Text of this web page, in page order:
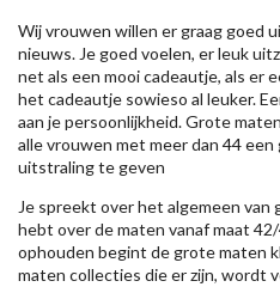
Wij vrouwen willen er graag goed
nieuws. Je goed voelen, er leuk
net als een mooi cadeautje, als er
het cadeautje sowieso al leuker.
aan je persoonlijkheid. Grote
alle vrouwen met meer dan 44
uitstraling te geven
Je spreekt over het algemeen van
hebt over de maten vanaf maat
ophouden begint de grote maten
maten collecties die er zijn, wordt